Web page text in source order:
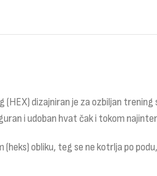
(HEX) dizajniran je za ozbiljan
i udoban hvat čak i tokom
obliku, teg se ne kotrlja po